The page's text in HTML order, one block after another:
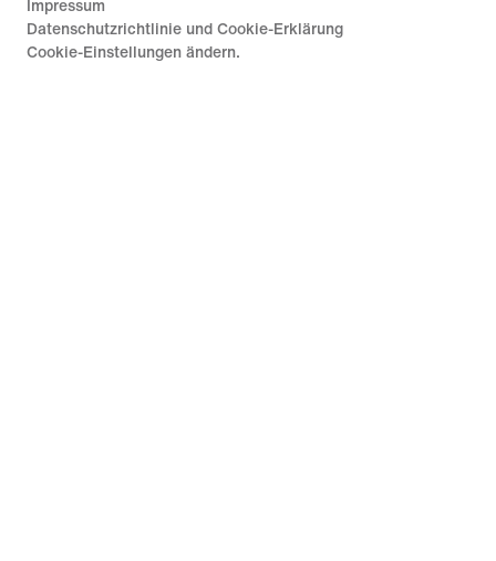
Impressum
Datenschutzrichtlinie und Cookie-Erklärung
Cookie-Einstellungen ändern.